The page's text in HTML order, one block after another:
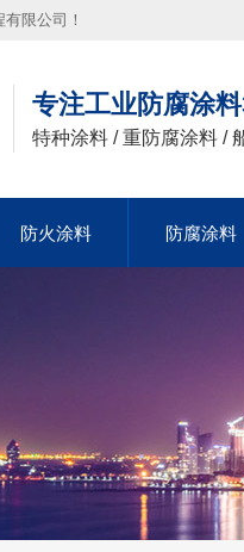
限公司！
专注工业防腐涂
特种涂料 / 重防腐涂料 /
防火涂料
防火涂料 防腐涂料
防腐涂料